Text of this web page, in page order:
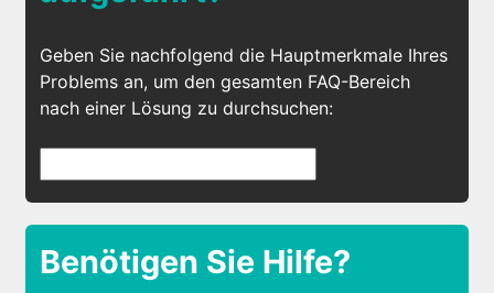
Geben Sie nachfolgend die Hauptmerkmale Ihres
Problems an, um den gesamten FAQ-Bereich
nach einer Lösung zu durchsuchen:
Benötigen Sie Hilfe?